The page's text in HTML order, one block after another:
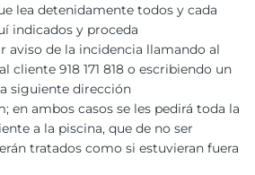
lea detenidamente todos y cada
indicados y proceda
aviso de la incidencia llamando al
cliente 918 171 818 o escribiendo un
siguiente dirección
en ambos casos se les pedirá toda la
a la piscina, que de no ser
tratados como si estuvieran fuera